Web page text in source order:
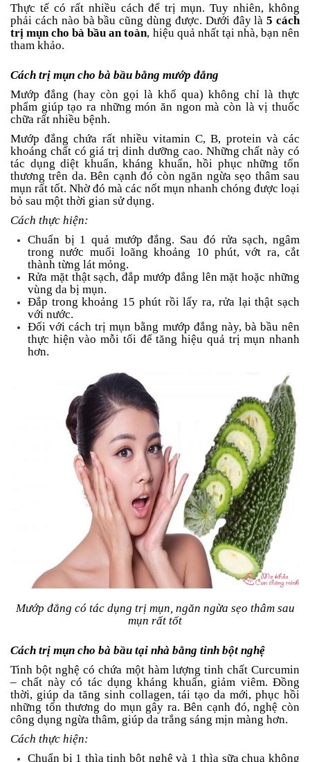
Thực tế có rất nhiều cách để trị mụn. Tuy nhiên, không
phải cách nào bà bầu cũng dùng được. Dưới đây là5 cách
trị mụn cho bà bầu an toàn, hiệu quả nhất tại nhà, bạn nên
tham khảo.
Cách trị mụn cho bà bầu bằng mướp đắng
Mướp đắng (hay còn gọi là khổ qua) không chỉ là thực
phẩm giúp tạo ra những món ăn ngon mà còn là vị thuốc
chữa rất nhiều bệnh.
Mướp đắng chứa rất nhiều vitamin C, B, protein và các
khoáng chất có giá trị dinh dưỡng cao. Những chất này có
tác dụng diệt khuẩn, kháng khuẩn, hồi phục những tổn
thương trên da. Bên cạnh đó còn ngăn ngừa sẹo thâm sau
mụn rất tốt. Nhờ đó mà các nốt mụn nhanh chóng được loại
bỏ sau một thời gian sử dụng.
Cách thực hiện:
Chuẩn bị 1 quả mướp đắng. Sau đó rửa sạch, ngâm
trong nước muối loãng khoảng 10 phút, vớt ra, cắt
thành từng lát mỏng.
Rửa mặt thật sạch, đắp mướp đắng lên mặt hoặc những
vùng da bị mụn.
Đắp trong khoảng 15 phút rồi lấy ra, rửa lại thật sạch
với nước.
Đối với cách trị mụn bằng mướp đắng này, bà bầu nên
thực hiện vào mỗi tối để tăng hiệu quả trị mụn nhanh
hơn.
Mướp đắng có tác dụng trị mụn, ngăn ngừa sẹo thâm sau
mụn rất tốt
Cách trị mụn cho bà bầu tại nhà bằng tinh bột nghệ
Tinh bột nghệ có chứa một hàm lượng tinh chất Curcumin
– chất này có tác dụng kháng khuẩn, giảm viêm. Đồng
thời, giúp da tăng sinh collagen, tái tạo da mới, phục hồi
những tổn thương do mụn gây ra. Bên cạnh đó, nghệ còn
công dụng ngừa thâm, giúp da trắng sáng mịn màng hơn.
Cách thực hiện:
Chuẩn bị 1 thìa tinh bột nghệ và 1 thìa sữa chua không